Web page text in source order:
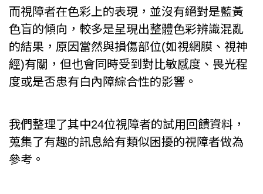
而視障者在色彩上的表現，並沒有絕對是藍黃
色盲的傾向，較多是呈現出整體色彩辨識混亂
的結果，原因當然與損傷部位(如視網膜、視神
經)有關，但也會同時受到對比敏感度、畏光程
度或是否患有白內障綜合性的影響。
我們整理了其中24位視障者的試用回饋資料，
蒐集了有趣的訊息給有類似困擾的視障者做為
參考。